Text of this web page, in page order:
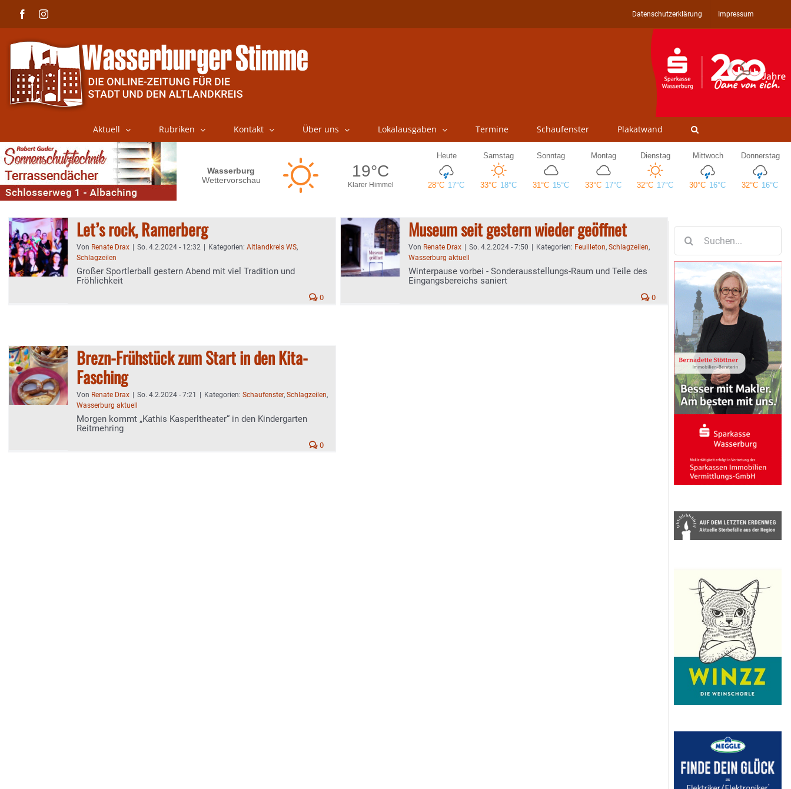
FacebookInstagram Datenschutzerklärung Impressum
Aktuell Rubriken Kontakt Über uns Lokalausgaben Termine Schaufenster Plakatwand
Let’s rock, Ramerberg
Von Renate Drax So. 4.2.2024 - 12:32 Kategorien: Altlandkreis WS,
Schlagzeilen
Großer Sportlerball gestern Abend mit viel Tradition und
Fröhlichkeit
0
Museum seit gestern wieder geöffnet
Von Renate Drax So. 4.2.2024 - 7:50 Kategorien: Feuilleton, Schlagzeilen,
Wasserburg aktuell
Winterpause vorbei - Sonderausstellungs-Raum und Teile des
Eingangsbereichs saniert
0
Brezn-Frühstück zum Start in den Kita-
Fasching
Von Renate Drax So. 4.2.2024 - 7:21 Kategorien: Schaufenster, Schlagzeilen,
Wasserburg aktuell
Morgen kommt „Kathis Kasperltheater“ in den Kindergarten
Reitmehring
0
nach: